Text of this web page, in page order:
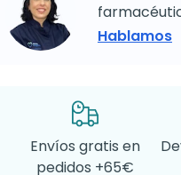
Hablamos
Envíos gratis en
pedidos +65€